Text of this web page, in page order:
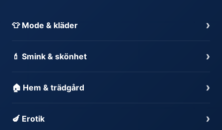
👕 Mode & kläder ›
💄 Smink & skönhet ›
🏠 Hem & trädgård ›
🍆 Erotik ›